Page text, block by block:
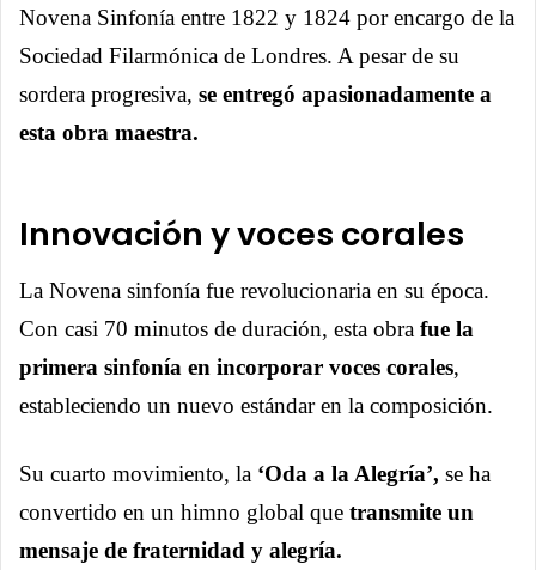
Novena Sinfonía entre 1822 y 1824 por encargo de la
Sociedad Filarmónica de Londres. A pesar de su
sordera progresiva, se entregó apasionadamente a
esta obra maestra.
Innovación y voces corales
La Novena sinfonía fue revolucionaria en su época.
Con casi 70 minutos de duración, esta obra fue la
primera sinfonía en incorporar voces corales,
estableciendo un nuevo estándar en la composición.
Su cuarto movimiento, la ‘Oda a la Alegría’, se ha
convertido en un himno global que transmite un
mensaje de fraternidad y alegría.